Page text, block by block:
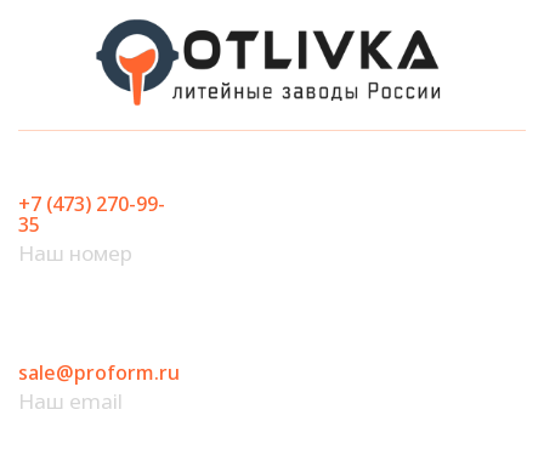
содержимому
+7 (473) 270-99-
35
Наш номер
sale@proform.ru
Наш email